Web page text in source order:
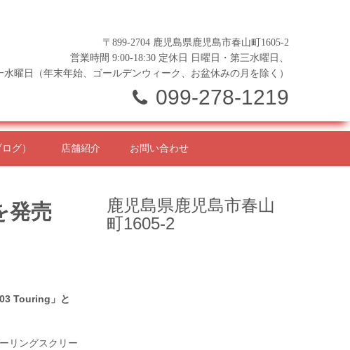
〒899-2704 鹿児島県鹿児島市春山町1605-2
営業時間 9:00-18:30 定休日 日曜日・第三水曜日、
水曜日（年末年始、ゴールデンウィーク、お盆休みの月を除く）
099-278-1219
グ） 店舗紹介 お問い合わせ
発売
Touring」と
リングスクリー
鹿児島県鹿児島市春山
町1605-2